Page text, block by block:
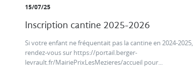
15/07/25
Inscription cantine 2025-2026
Si votre enfant ne fréquentait pas la cantine en 2024-2025,
rendez-vous sur https://portail.berger-
levrault.fr/MairiePrixLesMezieres/accueil pour...